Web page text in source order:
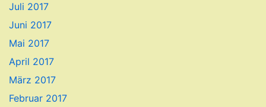
Juli 2017
Juni 2017
Mai 2017
April 2017
März 2017
Februar 2017